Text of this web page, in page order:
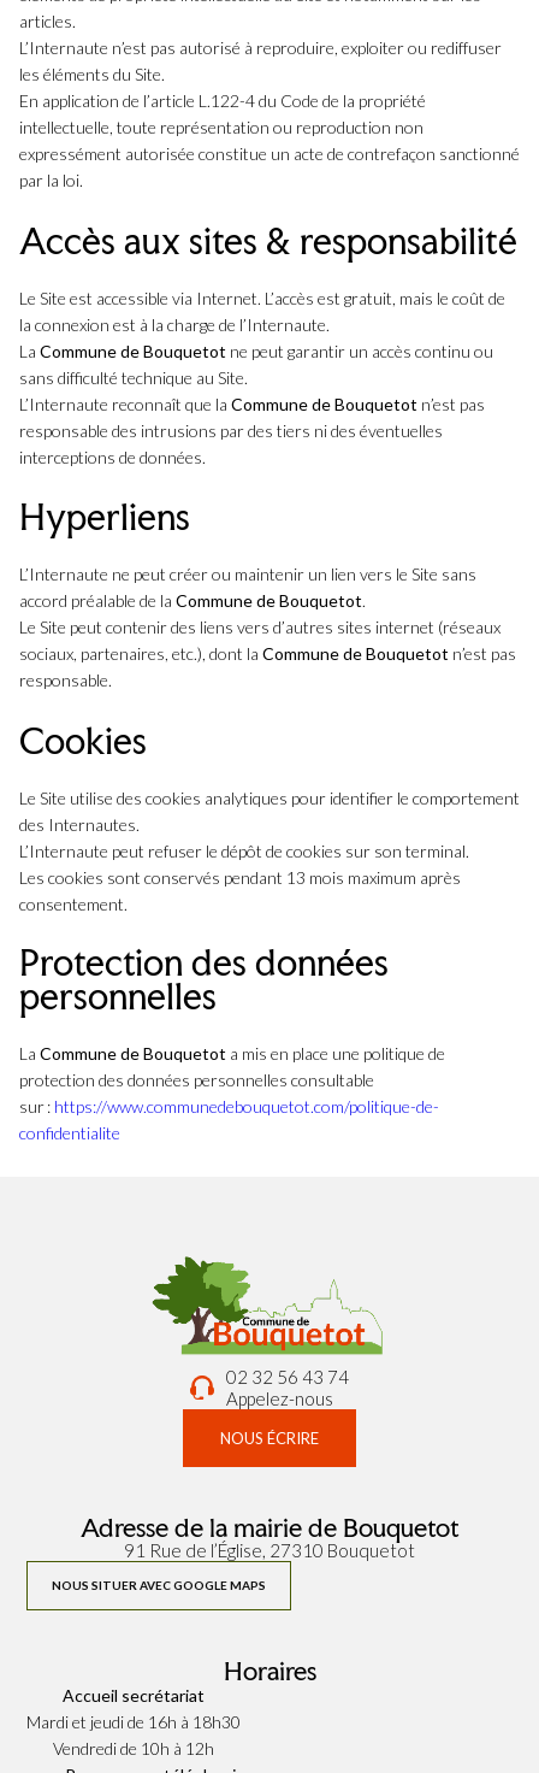
articles.
L’Internaute n’est pas autorisé à reproduire, exploiter ou rediffuser
les éléments du Site.
En application de l’article L.122-4 du Code de la propriété
intellectuelle, toute représentation ou reproduction non
expressément autorisée constitue un acte de contrefaçon sanctionné
par la loi.
Accès aux sites & responsabilité
Le Site est accessible via Internet. L’accès est gratuit, mais le coût de
la connexion est à la charge de l’Internaute.
La Commune de Bouquetot ne peut garantir un accès continu ou
sans difficulté technique au Site.
L’Internaute reconnaît que la Commune de Bouquetot n’est pas
responsable des intrusions par des tiers ni des éventuelles
interceptions de données.
Hyperliens
L’Internaute ne peut créer ou maintenir un lien vers le Site sans
accord préalable de la Commune de Bouquetot.
Le Site peut contenir des liens vers d’autres sites internet (réseaux
sociaux, partenaires, etc.), dont la Commune de Bouquetot n’est pas
responsable.
Cookies
Le Site utilise des cookies analytiques pour identifier le comportement
des Internautes.
L’Internaute peut refuser le dépôt de cookies sur son terminal.
Les cookies sont conservés pendant 13 mois maximum après
consentement.
Protection des données
personnelles
La Commune de Bouquetot a mis en place une politique de
protection des données personnelles consultable
sur : https://www.communedebouquetot.com/politique-de-
confidentialite
02 32 56 43 74
Appelez-nous
NOUS ÉCRIRE
Adresse de la mairie de Bouquetot
91 Rue de l’Église, 27310 Bouquetot
NOUS SITUER AVEC GOOGLE MAPS
Horaires
Accueil secrétariat
Mardi et jeudi de 16h à 18h30
Vendredi de 10h à 12h